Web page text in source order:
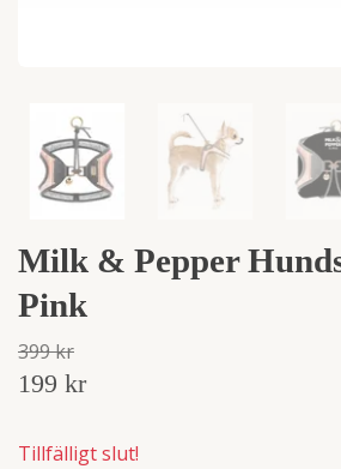
Milk & Pepper
Pink
399 kr
199 kr
Tillfälligt slut!